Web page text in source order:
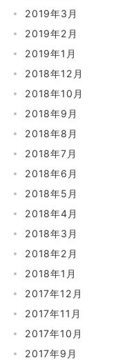
2019年3月
2019年2月
2019年1月
2018年12月
2018年10月
2018年9月
2018年8月
2018年7月
2018年6月
2018年5月
2018年4月
2018年3月
2018年2月
2018年1月
2017年12月
2017年11月
2017年10月
2017年9月